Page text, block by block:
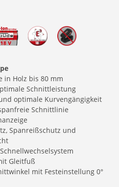
in Holz bis 80 mm
Schnittleistung
optimale Kurvengängigkeit
Schnittlinie
Spanreißschutz und
Gleitfuß
mit Festeinstellung 0°